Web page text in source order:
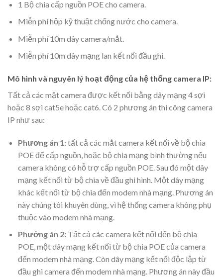
1 Bộ chia cấp nguồn POE cho camera.
Miễn phí hộp kỹ thuật chống nước cho camera.
Miễn phí 10m dây camera/mắt.
Miễn phí 10m dây mạng lan kết nối đầu ghi.
Mô hình và nguyên lý hoạt động của hệ thống camera IP:
Tất cả các mặt camera được kết nối bằng dây mạng 4 sợi
hoặc 8 sợi cat5e hoặc cat6. Có 2 phương án thi công camera
IP như sau:
Phương án 1:tất cả các mắt camera kết nối về bộ chia
POE để cấp nguồn, hoặc bộ chia mạng bình thường nếu
camera không có hỗ trợ cấp nguồn POE. Sau đó một dây
mạng kết nối từ bộ chia về đầu ghi hình. Một dây mạng
khác kết nối từ bộ chia đến modem nhà mạng. Phương án
này chúng tôi khuyên dùng, vì hệ thống camera không phụ
thuộc vào modem nhà mạng.
Phướng án 2:Tất cả các camera kết nối đến bộ chia
POE, một dây mạng kết nối từ bộ chia POE của camera
đến modem nhà mạng. Còn dây mạng kết nối độc lập từ
đầu ghi camera đến modem nhà mạng. Phương án này đầu